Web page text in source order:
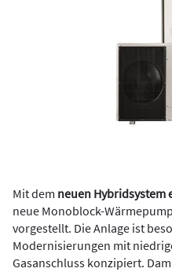
Mit dem neuen Hybridsystem
neue Monoblock-
vorgestellt. Die Anlage ist
Modernisierungen mit
Gasanschluss konzipiert.